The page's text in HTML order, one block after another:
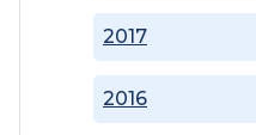
2016
2017